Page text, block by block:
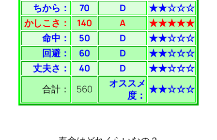
ちから：
70 D
★★☆☆☆
かしこさ：
140 A
★★★★★
命中：
50 D
★★☆☆☆
回避：
60 D
★★☆☆☆
丈夫さ：
40 D
★★☆☆☆
合計：
560
オススメ
度： ★★☆☆☆